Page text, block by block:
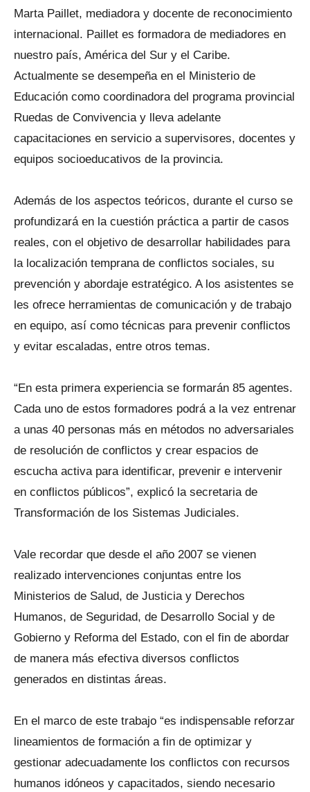
Marta Paillet, mediadora y docente de reconocimiento
internacional. Paillet es formadora de mediadores en
nuestro país, América del Sur y el Caribe.
Actualmente se desempeña en el Ministerio de
Educación como coordinadora del programa provincial
Ruedas de Convivencia y lleva adelante
capacitaciones en servicio a supervisores, docentes y
equipos socioeducativos de la provincia.
Además de los aspectos teóricos, durante el curso se
profundizará en la cuestión práctica a partir de casos
reales, con el objetivo de desarrollar habilidades para
la localización temprana de conflictos sociales, su
prevención y abordaje estratégico. A los asistentes se
les ofrece herramientas de comunicación y de trabajo
en equipo, así como técnicas para prevenir conflictos
y evitar escaladas, entre otros temas.
“En esta primera experiencia se formarán 85 agentes.
Cada uno de estos formadores podrá a la vez entrenar
a unas 40 personas más en métodos no adversariales
de resolución de conflictos y crear espacios de
escucha activa para identificar, prevenir e intervenir
en conflictos públicos”, explicó la secretaria de
Transformación de los Sistemas Judiciales.
Vale recordar que desde el año 2007 se vienen
realizado intervenciones conjuntas entre los
Ministerios de Salud, de Justicia y Derechos
Humanos, de Seguridad, de Desarrollo Social y de
Gobierno y Reforma del Estado, con el fin de abordar
de manera más efectiva diversos conflictos
generados en distintas áreas.
En el marco de este trabajo “es indispensable reforzar
lineamientos de formación a fin de optimizar y
gestionar adecuadamente los conflictos con recursos
humanos idóneos y capacitados, siendo necesario